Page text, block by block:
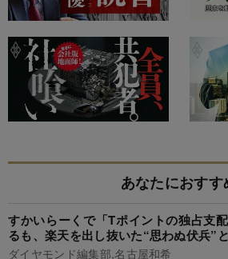
あなたにおすす
すかいらーくで「Tポイントの独占支
るも、楽天を出し抜いた“思わぬ伏兵”
ダイヤモンド編集部,名古屋和希